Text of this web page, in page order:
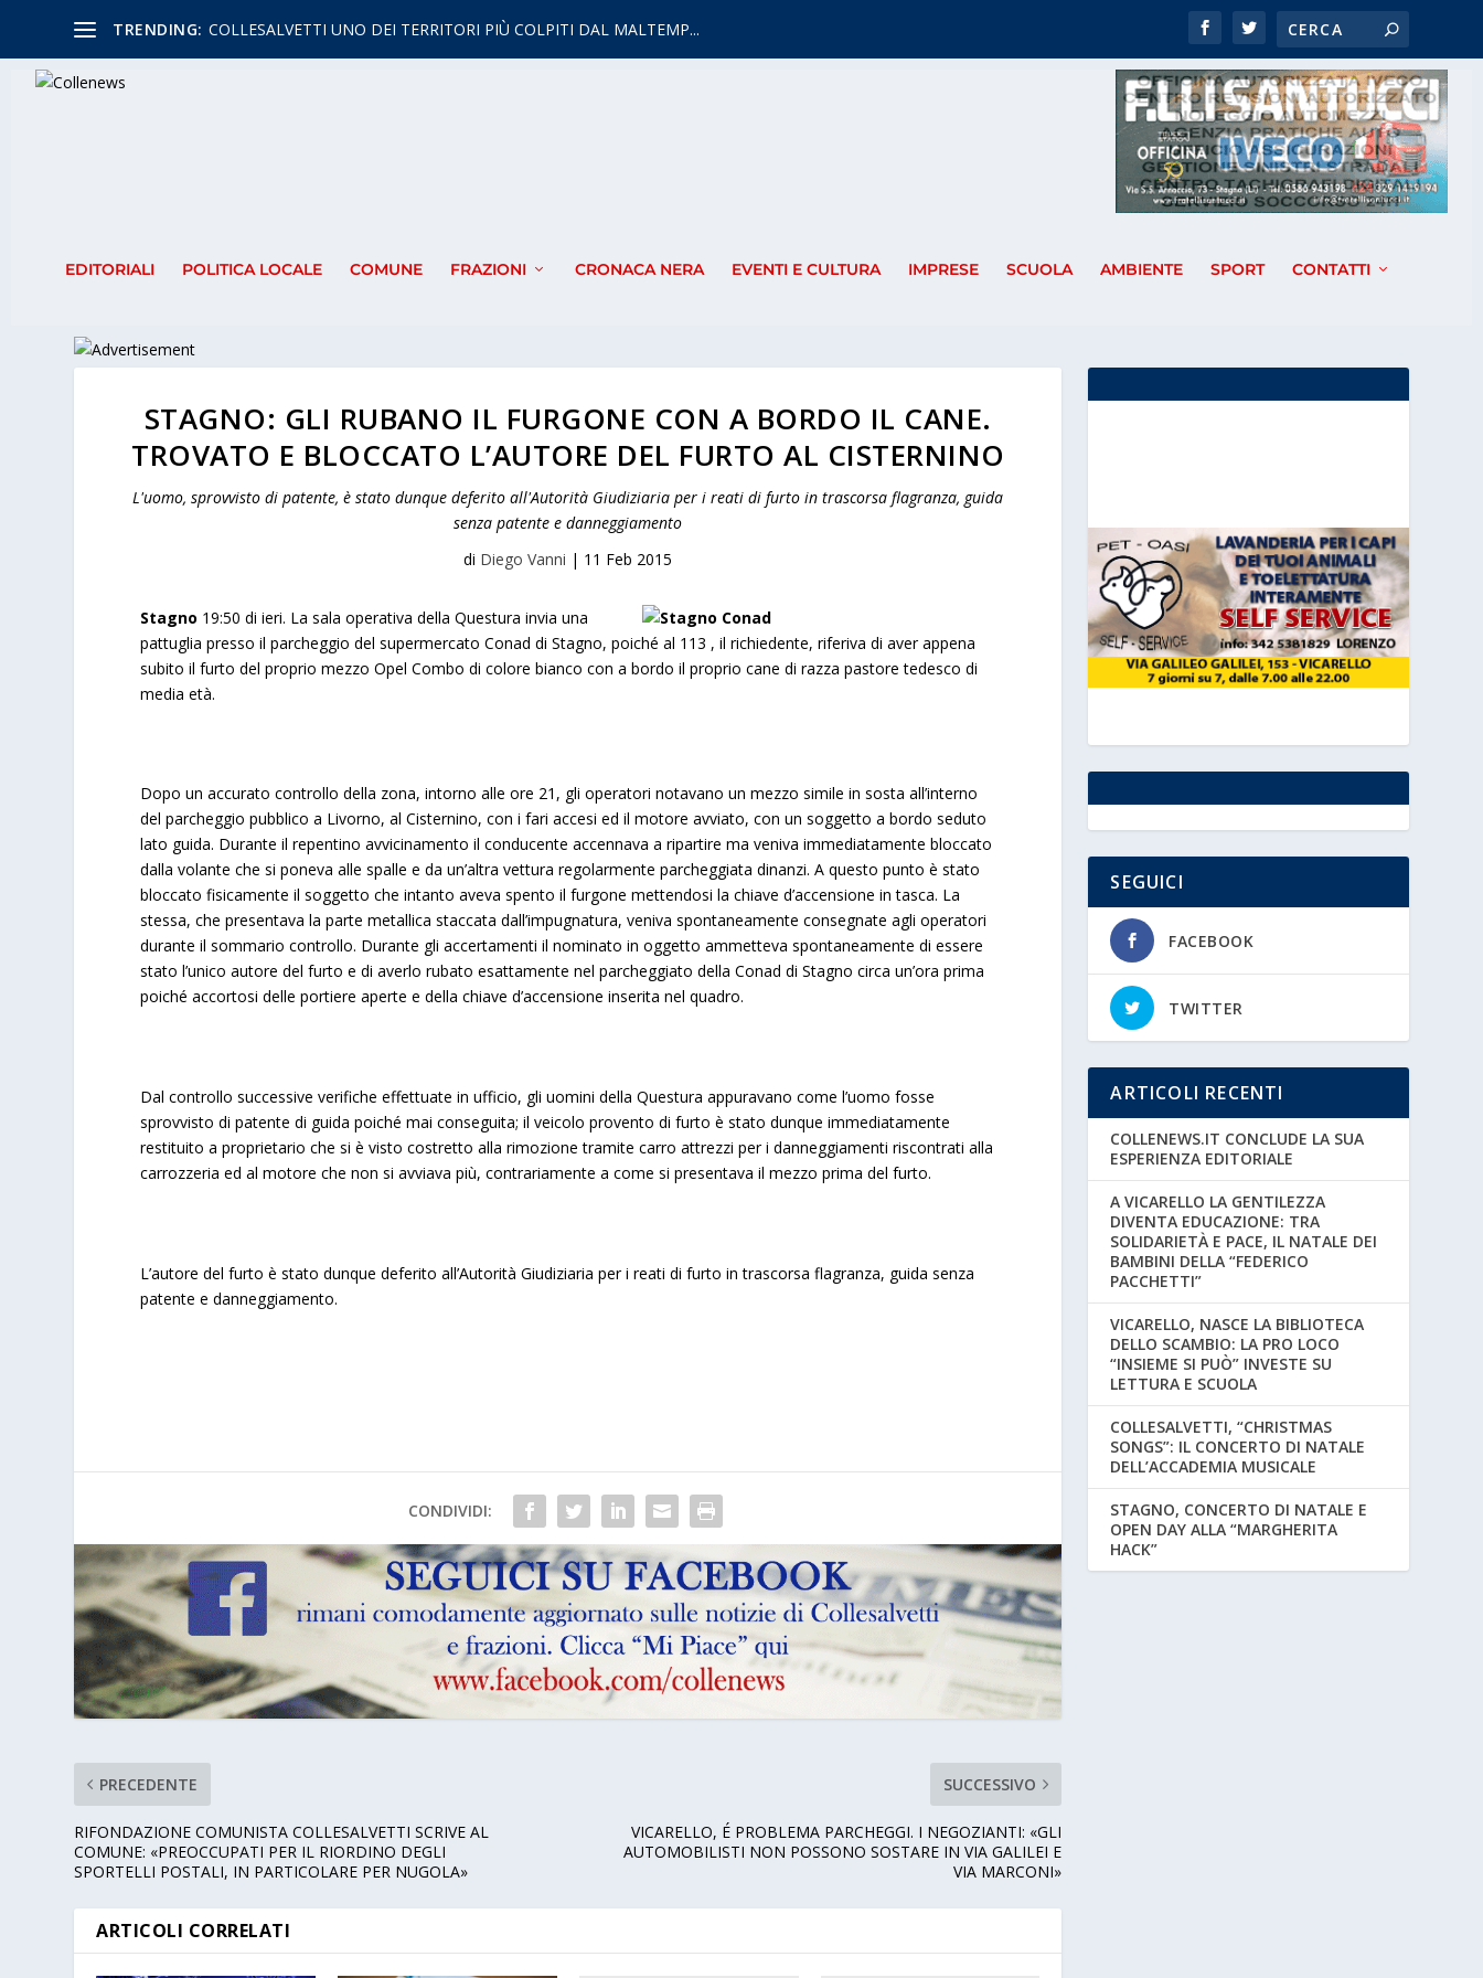
TRENDING: COLLESALVETTI UNO DEI TERRITORI PIÙ COLPITI DAL MALTEMP...
EDITORIALI POLITICA LOCALE COMUNE FRAZIONI CRONACA NERA EVENTI E CULTURA IMPRESE SCUOLA AMBIENTE SPORT CONTATTI
STAGNO: GLI RUBANO IL FURGONE CON A BORDO IL CANE.
TROVATO E BLOCCATO L’AUTORE DEL FURTO AL CISTERNINO
L'uomo, sprovvisto di patente, è stato dunque deferito all'Autorità Giudiziaria per i reati di furto in trascorsa flagranza, guida
senza patente e danneggiamento
di Diego Vanni | 11 Feb 2015
Stagno 19:50 di ieri. La sala operativa della Questura invia una
pattuglia presso il parcheggio del supermercato Conad di Stagno, poiché al 113 , il richiedente, riferiva di aver appena
subito il furto del proprio mezzo Opel Combo di colore bianco con a bordo il proprio cane di razza pastore tedesco di
media età.
Dopo un accurato controllo della zona, intorno alle ore 21, gli operatori notavano un mezzo simile in sosta all’interno
del parcheggio pubblico a Livorno, al Cisternino, con i fari accesi ed il motore avviato, con un soggetto a bordo seduto
lato guida. Durante il repentino avvicinamento il conducente accennava a ripartire ma veniva immediatamente bloccato
dalla volante che si poneva alle spalle e da un’altra vettura regolarmente parcheggiata dinanzi. A questo punto è stato
bloccato fisicamente il soggetto che intanto aveva spento il furgone mettendosi la chiave d’accensione in tasca. La
stessa, che presentava la parte metallica staccata dall’impugnatura, veniva spontaneamente consegnate agli operatori
durante il sommario controllo. Durante gli accertamenti il nominato in oggetto ammetteva spontaneamente di essere
stato l’unico autore del furto e di averlo rubato esattamente nel parcheggiato della Conad di Stagno circa un’ora prima
poiché accortosi delle portiere aperte e della chiave d’accensione inserita nel quadro.
Dal controllo successive verifiche effettuate in ufficio, gli uomini della Questura appuravano come l’uomo fosse
sprovvisto di patente di guida poiché mai conseguita; il veicolo provento di furto è stato dunque immediatamente
restituito a proprietario che si è visto costretto alla rimozione tramite carro attrezzi per i danneggiamenti riscontrati alla
carrozzeria ed al motore che non si avviava più, contrariamente a come si presentava il mezzo prima del furto.
L’autore del furto è stato dunque deferito all’Autorità Giudiziaria per i reati di furto in trascorsa flagranza, guida senza
patente e danneggiamento.
CONDIVIDI:
PRECEDENTE
RIFONDAZIONE COMUNISTA COLLESALVETTI SCRIVE AL
COMUNE: «PREOCCUPATI PER IL RIORDINO DEGLI
SPORTELLI POSTALI, IN PARTICOLARE PER NUGOLA»
SUCCESSIVO
VICARELLO, É PROBLEMA PARCHEGGI. I NEGOZIANTI: «GLI
AUTOMOBILISTI NON POSSONO SOSTARE IN VIA GALILEI E
VIA MARCONI»
ARTICOLI CORRELATI
SEGUICI
FACEBOOK
TWITTER
ARTICOLI RECENTI
COLLENEWS.IT CONCLUDE LA SUA
ESPERIENZA EDITORIALE
A VICARELLO LA GENTILEZZA
DIVENTA EDUCAZIONE: TRA
SOLIDARIETÀ E PACE, IL NATALE DEI
BAMBINI DELLA “FEDERICO
PACCHETTI”
VICARELLO, NASCE LA BIBLIOTECA
DELLO SCAMBIO: LA PRO LOCO
“INSIEME SI PUÒ” INVESTE SU
LETTURA E SCUOLA
COLLESALVETTI, “CHRISTMAS
SONGS”: IL CONCERTO DI NATALE
DELL’ACCADEMIA MUSICALE
STAGNO, CONCERTO DI NATALE E
OPEN DAY ALLA “MARGHERITA
HACK”